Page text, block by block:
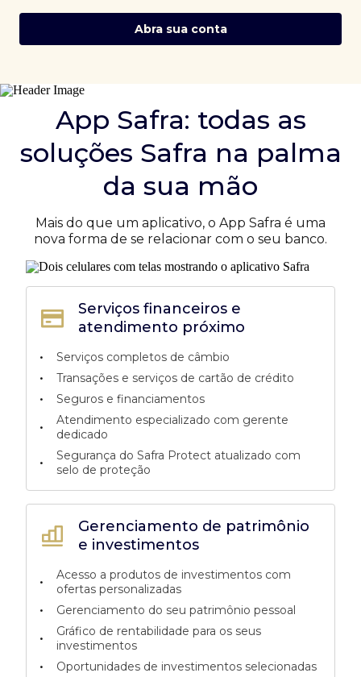
Abra sua conta
App Safra: todas as
soluções Safra na palma
da sua mão
Mais do que um aplicativo, o App Safra é uma
nova forma de se relacionar com o seu banco.
Gerenciamento de patrimônio
e investimentos
•
Acesso a produtos de investimentos com
ofertas personalizadas
• Gerenciamento do seu patrimônio pessoal
•
Gráfico de rentabilidade para os seus
investimentos
• Oportunidades de investimentos selecionadas
Serviços financeiros e
atendimento próximo
•
Serviços completos de câmbio
• Transações e serviços de cartão de crédito
• Seguros e financiamentos
•
Atendimento especializado com gerente
dedicado
•
Segurança do Safra Protect atualizado com
selo de proteção